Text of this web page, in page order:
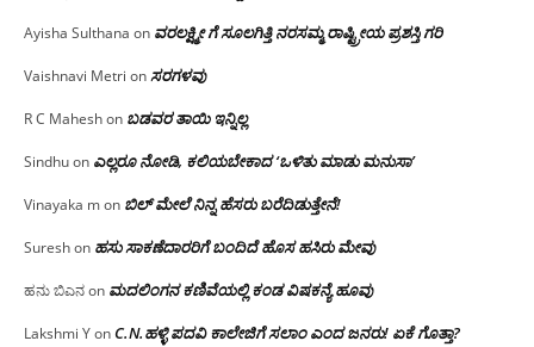
Ayisha Sulthana on ವರಲಕ್ಷ್ಮೀ ಗೆ ಸೂಲಗಿತ್ತಿ ನರಸಮ್ಮ‌ ರಾಷ್ಟ್ರೀಯ ಪ್ರಶಸ್ತಿ ಗರಿ
Vaishnavi Metri onಸರಗಳವು
R C Maheshon ಬಡವರ ತಾಯಿ ಇನ್ನಿಲ್ಲ
Sindhuon ಎಲ್ಲರೂ ನೋಡಿ, ಕಲಿಯಬೇಕಾದ ‘ಒಳಿತು ಮಾಡು ಮನುಸಾ’
Vinayaka mon ಬಿಲ್ ಮೇಲೆ ನಿನ್ನ ಹೆಸರು ಬರೆದಿಡುತ್ತೇನೆ!
Sureshon ಹಸು ಸಾಕಣೆದಾರರಿಗೆ ಬಂದಿದೆ ಹೊಸ ಹಸಿರು ಮೇವು
ಹನು ಬಿಎನon ಮದಲಿಂಗನ ಕಣಿವೆಯಲ್ಲಿ ಕಂಡ ವಿಷಕನ್ಯೆ ಹೂವು
Lakshmi YonC.N.ಹಳ್ಳಿ ಪದವಿ ಕಾಲೇಜಿಗೆ ಸಲಾಂ‌ ಎಂದ ಜನರು! ಏಕೆ ಗೊತ್ತಾ?